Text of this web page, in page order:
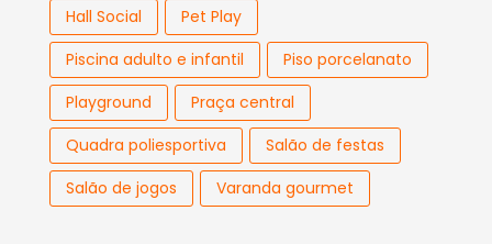
Hall Social
Pet Play
Piscina adulto e infantil
Piso porcelanato
Playground
Praça central
Quadra poliesportiva
Salão de festas
Salão de jogos
Varanda gourmet